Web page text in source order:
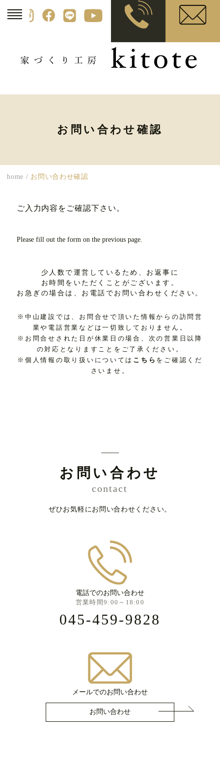
お問い合わせ確認
home / お問い合わせ確認
ご入力内容をご確認下さい。
Please fill out the form on the previous page.
少人数で運営しているため、お返事に
お時間をいただくことがございます。
お急ぎの場合は、お電話でお問い合わせください。
※中山建設では、お問合せで頂いた情報からの訪問営
業や電話営業などは一切致しておりません。
※お問合せされた日が休業日の場合、次の営業日以降
の対応となりますことをご了承ください。
※個人情報の取り扱いについては こちら をご確認くだ
さいませ。
お問い合わせ
contact
ぜひお気軽にお問い合わせください。
電話でのお問い合わせ
営業時間9:00～18:00
045-459-9828
メールでのお問い合わせ
お問い合わせ